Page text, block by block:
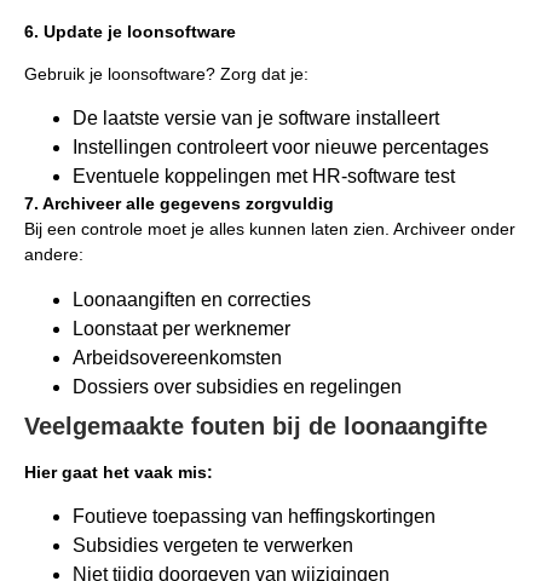
6. Update je loonsoftware
Gebruik je loonsoftware? Zorg dat je:
De laatste versie van je software installeert
Instellingen controleert voor nieuwe percentages
Eventuele koppelingen met HR-software test
7. Archiveer alle gegevens zorgvuldig
Bij een controle moet je alles kunnen laten zien. Archiveer onder
andere:
Loonaangiften en correcties
Loonstaat per werknemer
Arbeidsovereenkomsten
Dossiers over subsidies en regelingen
Veelgemaakte fouten bij de loonaangifte
Hier gaat het vaak mis:
Foutieve toepassing van heffingskortingen
Subsidies vergeten te verwerken
Niet tijdig doorgeven van wijzigingen